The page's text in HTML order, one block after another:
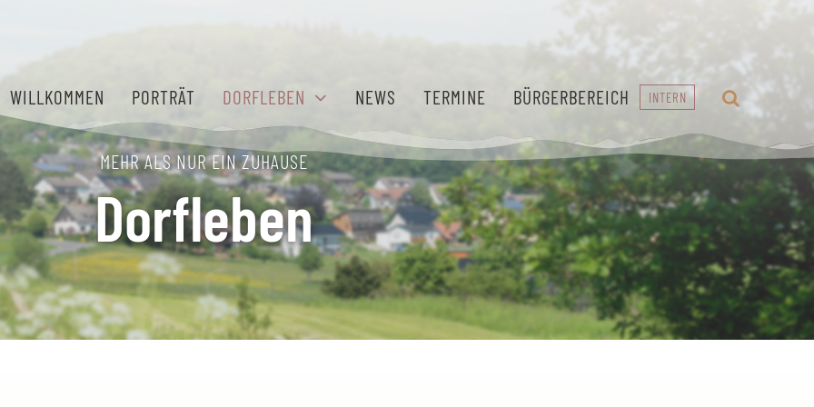
WILLKOMMEN PORTRÄT DORFLEBEN
Gemeinschaft
erleben
Engagement,
Freizeitangebote
und gelebter
Ihr Platz für
Erfolg
Gute Bedingungen
für Homeoffice
und kleinere
Geschichte
entdecken
Von der
historischen
Burgruine bis zur
Verwaltung
und Service
Transparenz und
Einsatz für unser
Dorf und unsere
NEWS TERMINE BÜRGERBEREICH INTERN
MEHR ALS NUR EIN ZUHAUSE
Dorfleben